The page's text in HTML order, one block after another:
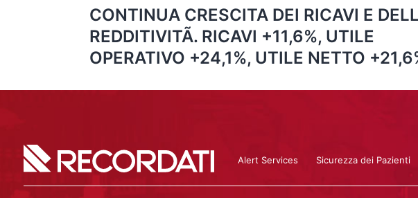
CONTINUA CRESCITA DEI RICAVI E
REDDITIVITÃ. RICAVI +11,6%, UTILE
OPERATIVO +24,1%, UTILE NETTO
Alert Services Sicurezza dei Pazienti